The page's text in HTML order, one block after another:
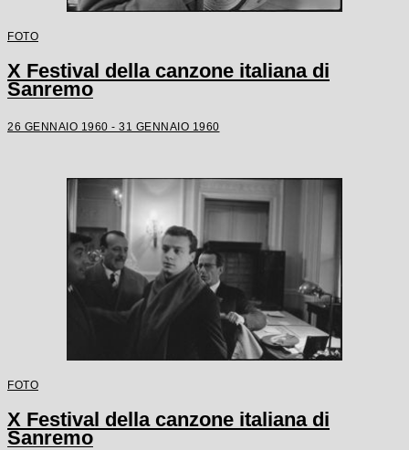
FOTO
X Festival della canzone italiana di
Sanremo
26 GENNAIO 1960 - 31 GENNAIO 1960
FOTO
X Festival della canzone italiana di
Sanremo